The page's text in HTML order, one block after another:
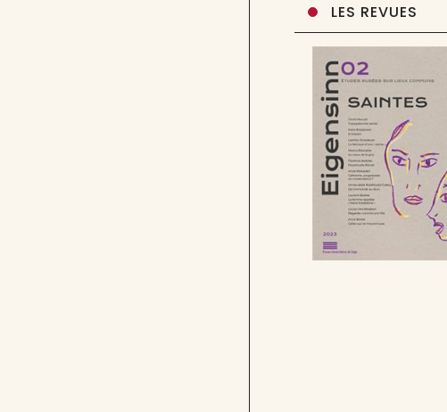
LES REVUES